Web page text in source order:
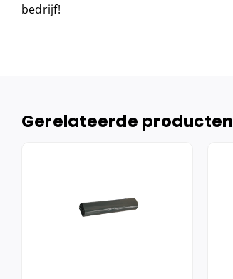
bedrijf!
Gerelateerde producten